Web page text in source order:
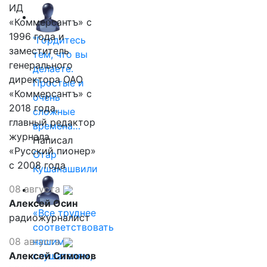
"Гордитесь
тем, что вы
делаете.
Простые и
очень
сложные
времена…
Написал
Отар
Кушанашвили
«Все труднее
соответствовать
нашим
слушателям,
ИД
«Коммерсантъ» с
1996 года и
заместитель
генерального
директора ОАО
«Коммерсантъ» с
2018 года,
главный редактор
журнала
«Русский пионер»
с 2008 года
08 августа
Алексей Осин
радиожурналист
08 августа
Алексей Симонов